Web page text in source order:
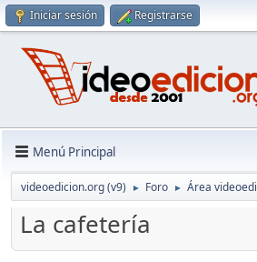
Iniciar sesión Registrarse
Menú Principal
videoedicion.org (v9) ► Foro ► Área videoedi
La cafetería